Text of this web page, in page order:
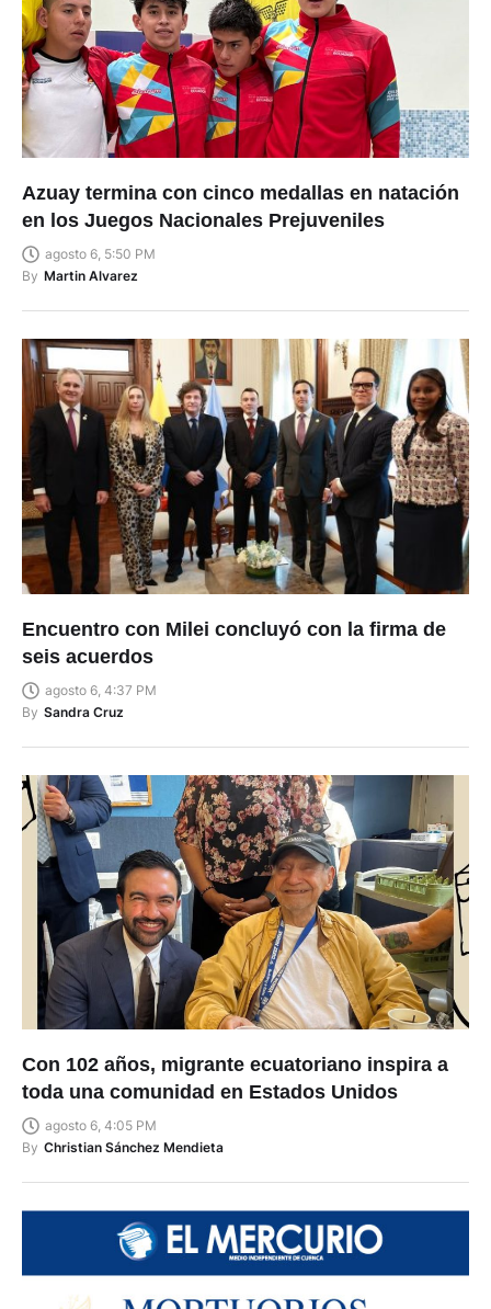
Azuay termina con cinco medallas en natación
en los Juegos Nacionales Prejuveniles
agosto 6, 5:50 PM
By Martin Alvarez
Encuentro con Milei concluyó con la firma de
seis acuerdos
agosto 6, 4:37 PM
By Sandra Cruz
Con 102 años, migrante ecuatoriano inspira a
toda una comunidad en Estados Unidos
agosto 6, 4:05 PM
By Christian Sánchez Mendieta